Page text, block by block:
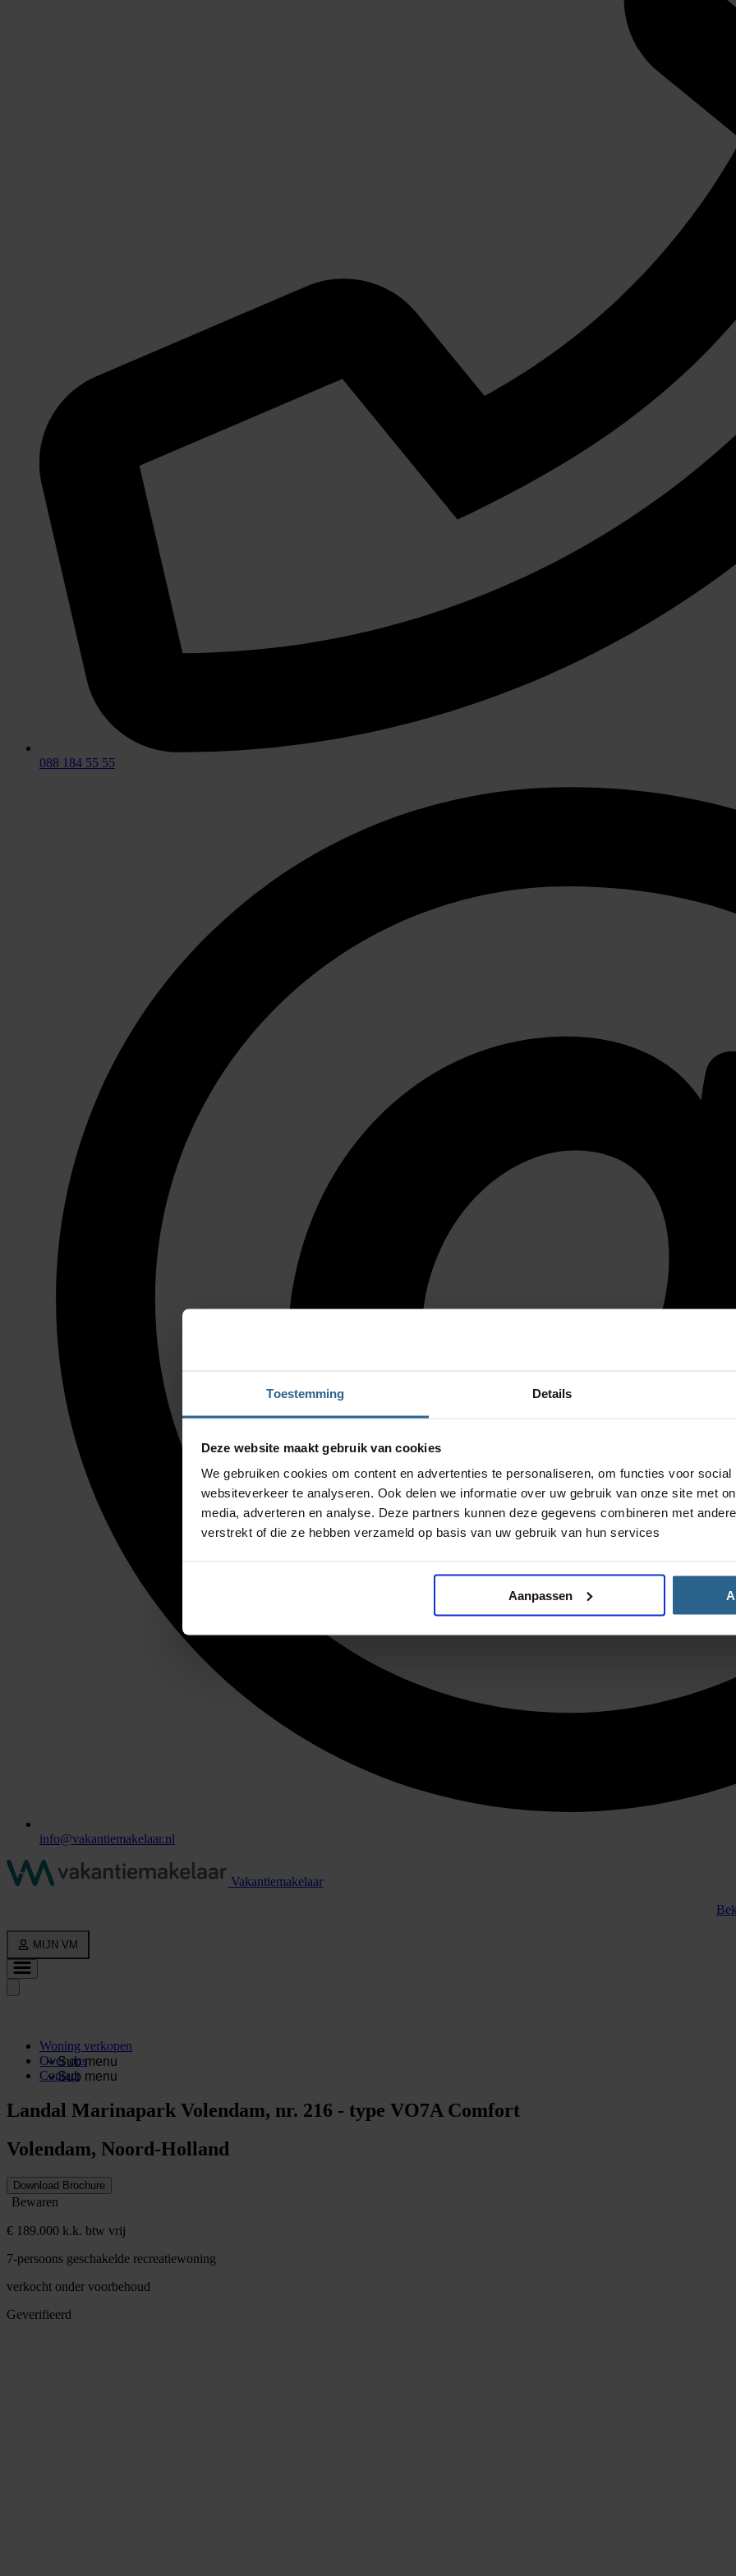
Toestemming Details
Deze website maakt gebruik van cookies
We gebruiken cookies om content en advertenties te personaliseren, om functies voor
websiteverkeer te analyseren. Ook delen we informatie over uw gebruik van onze site met
media, adverteren en analyse. Deze partners kunnen deze gegevens combineren met
verstrekt of die ze hebben verzameld op basis van uw gebruik van hun services
Aanpassen
088 184 55 55
info@vakantiemakelaar.nl
Vakantiemakelaar
MIJN VM
Woning verkopen
Sub menu
Over ons
Sub menu
Contact
Landal Marinapark Volendam, nr. 216 - type VO7A Comfort
Volendam, Noord-Holland
Download Brochure
Bewaren
€ 189.000 k.k. btw vrij
7-persoons geschakelde recreatiewoning
verkocht onder voorbehoud
Geverifieerd